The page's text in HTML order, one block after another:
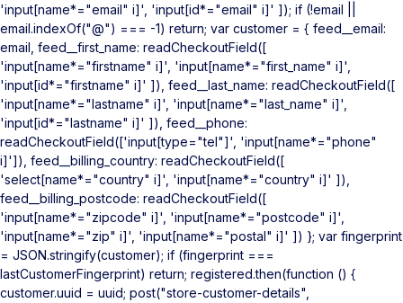
'input[name*="email" i]', 'input[id*="email" i]' ]); if (!email ||
email.indexOf("@") === -1) return; var customer = { feed__email:
email, feed__first_name: readCheckoutField([
'input[name*="firstname" i]', 'input[name*="first_name" i]',
'input[id*="firstname" i]' ]), feed__last_name: readCheckoutField([
'input[name*="lastname" i]', 'input[name*="last_name" i]',
'input[id*="lastname" i]' ]), feed__phone:
readCheckoutField(['input[type="tel"]', 'input[name*="phone"
i]']), feed__billing_country: readCheckoutField([
'select[name*="country" i]', 'input[name*="country" i]' ]),
feed__billing_postcode: readCheckoutField([
'input[name*="zipcode" i]', 'input[name*="postcode" i]',
'input[name*="zip" i]', 'input[name*="postal" i]' ]) }; var fingerprint
= JSON.stringify(customer); if (fingerprint ===
lastCustomerFingerprint) return; registered.then(function () {
customer.uuid = uuid; post("store-customer-details",